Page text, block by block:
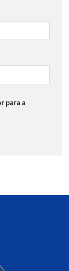
para a